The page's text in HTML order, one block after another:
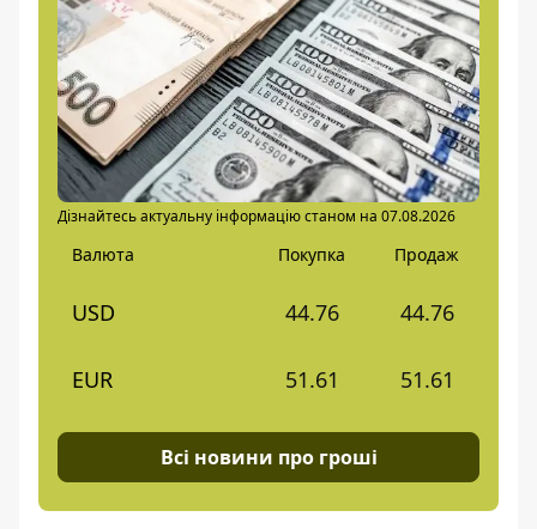
Дізнайтесь актуальну інформацію станом на 07.08.2026
Валюта Покупка Продаж
USD 44.76 44.76
EUR 51.61 51.61
Всі новини про гроші